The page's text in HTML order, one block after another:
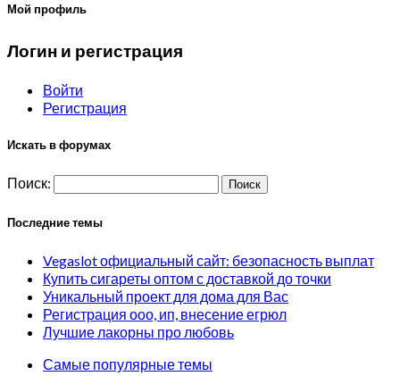
Мой профиль
Логин и регистрация
Войти
Регистрация
Искать в форумах
Поиск:
Последние темы
Vegaslot официальный сайт: безопасность выплат
Купить сигареты оптом с доставкой до точки
Уникальный проект для дома для Вас
Регистрация ооо, ип, внесение егрюл
Лучшие лакорны про любовь
Самые популярные темы